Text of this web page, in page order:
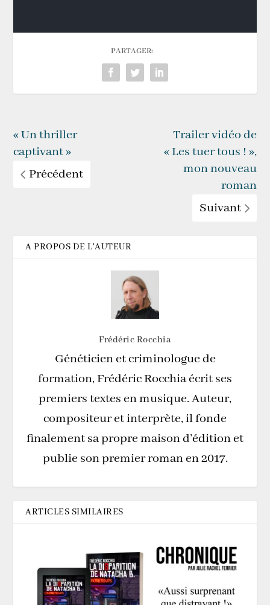
PARTAGER:
« Un thriller
captivant »
Précédent
Trailer vidéo de
« Les tuer tous ! »,
mon nouveau
roman
Suivant
A PROPOS DE L'AUTEUR
Frédéric Rocchia
Généticien et criminologue de
formation, Frédéric Rocchia écrit ses
premiers textes en musique. Auteur,
compositeur et interprète, il fonde
finalement sa propre maison d’édition et
publie son premier roman en 2017.
ARTICLES SIMILAIRES